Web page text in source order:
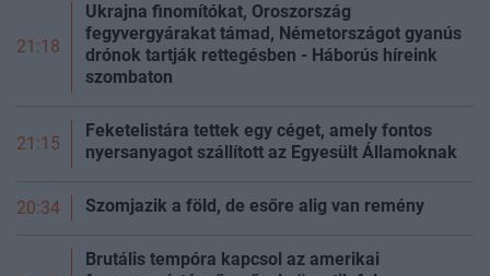
21:18
Ukrajna finomítókat, Oroszország
fegyvergyárakat támad, Németországot gyanús
drónok tartják rettegésben - Háborús híreink
szombaton
21:15
Feketelistára tettek egy céget, amely fontos
nyersanyagot szállított az Egyesült Államoknak
20:34 Szomjazik a föld, de esőre alig van remény
Brutális tempóra kapcsol az amerikai